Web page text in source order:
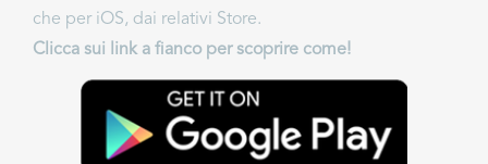
che per iOS, dai relativi Store.
Clicca sui link a fianco per scoprire come!